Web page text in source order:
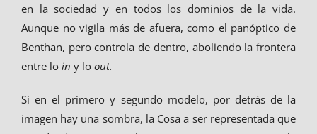
en la sociedad y en todos los dominios de la vida.
Aunque no vigila más de afuera, como el panóptico de
Benthan, pero controla de dentro, aboliendo la frontera
entre lo in y lo out.
Si en el primero y segundo modelo, por detrás de la
imagen hay una sombra, la Cosa a ser representada que